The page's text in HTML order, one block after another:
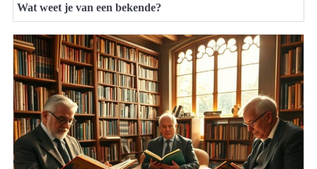
Wat weet je van een bekende?